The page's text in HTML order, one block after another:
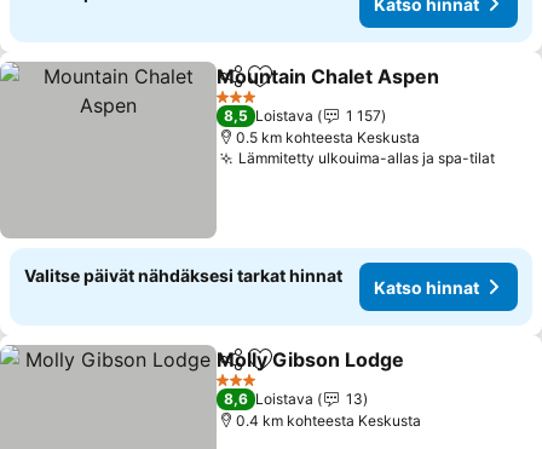
Jaa Lisää suosikkeihin
Mountain Chalet Aspen
3 Tähtiluokitus
8,5 Loistava
1 157
0.5 km kohteesta Keskusta
Lämmitetty ulkouima-allas ja spa-tilat
Valitse päivät nähdäksesi tarkat hinnat
Katso hinnat
Jaa Lisää suosikkeihin
Molly Gibson Lodge
3 Tähtiluokitus
8,6 Loistava
13
0.4 km kohteesta Keskusta